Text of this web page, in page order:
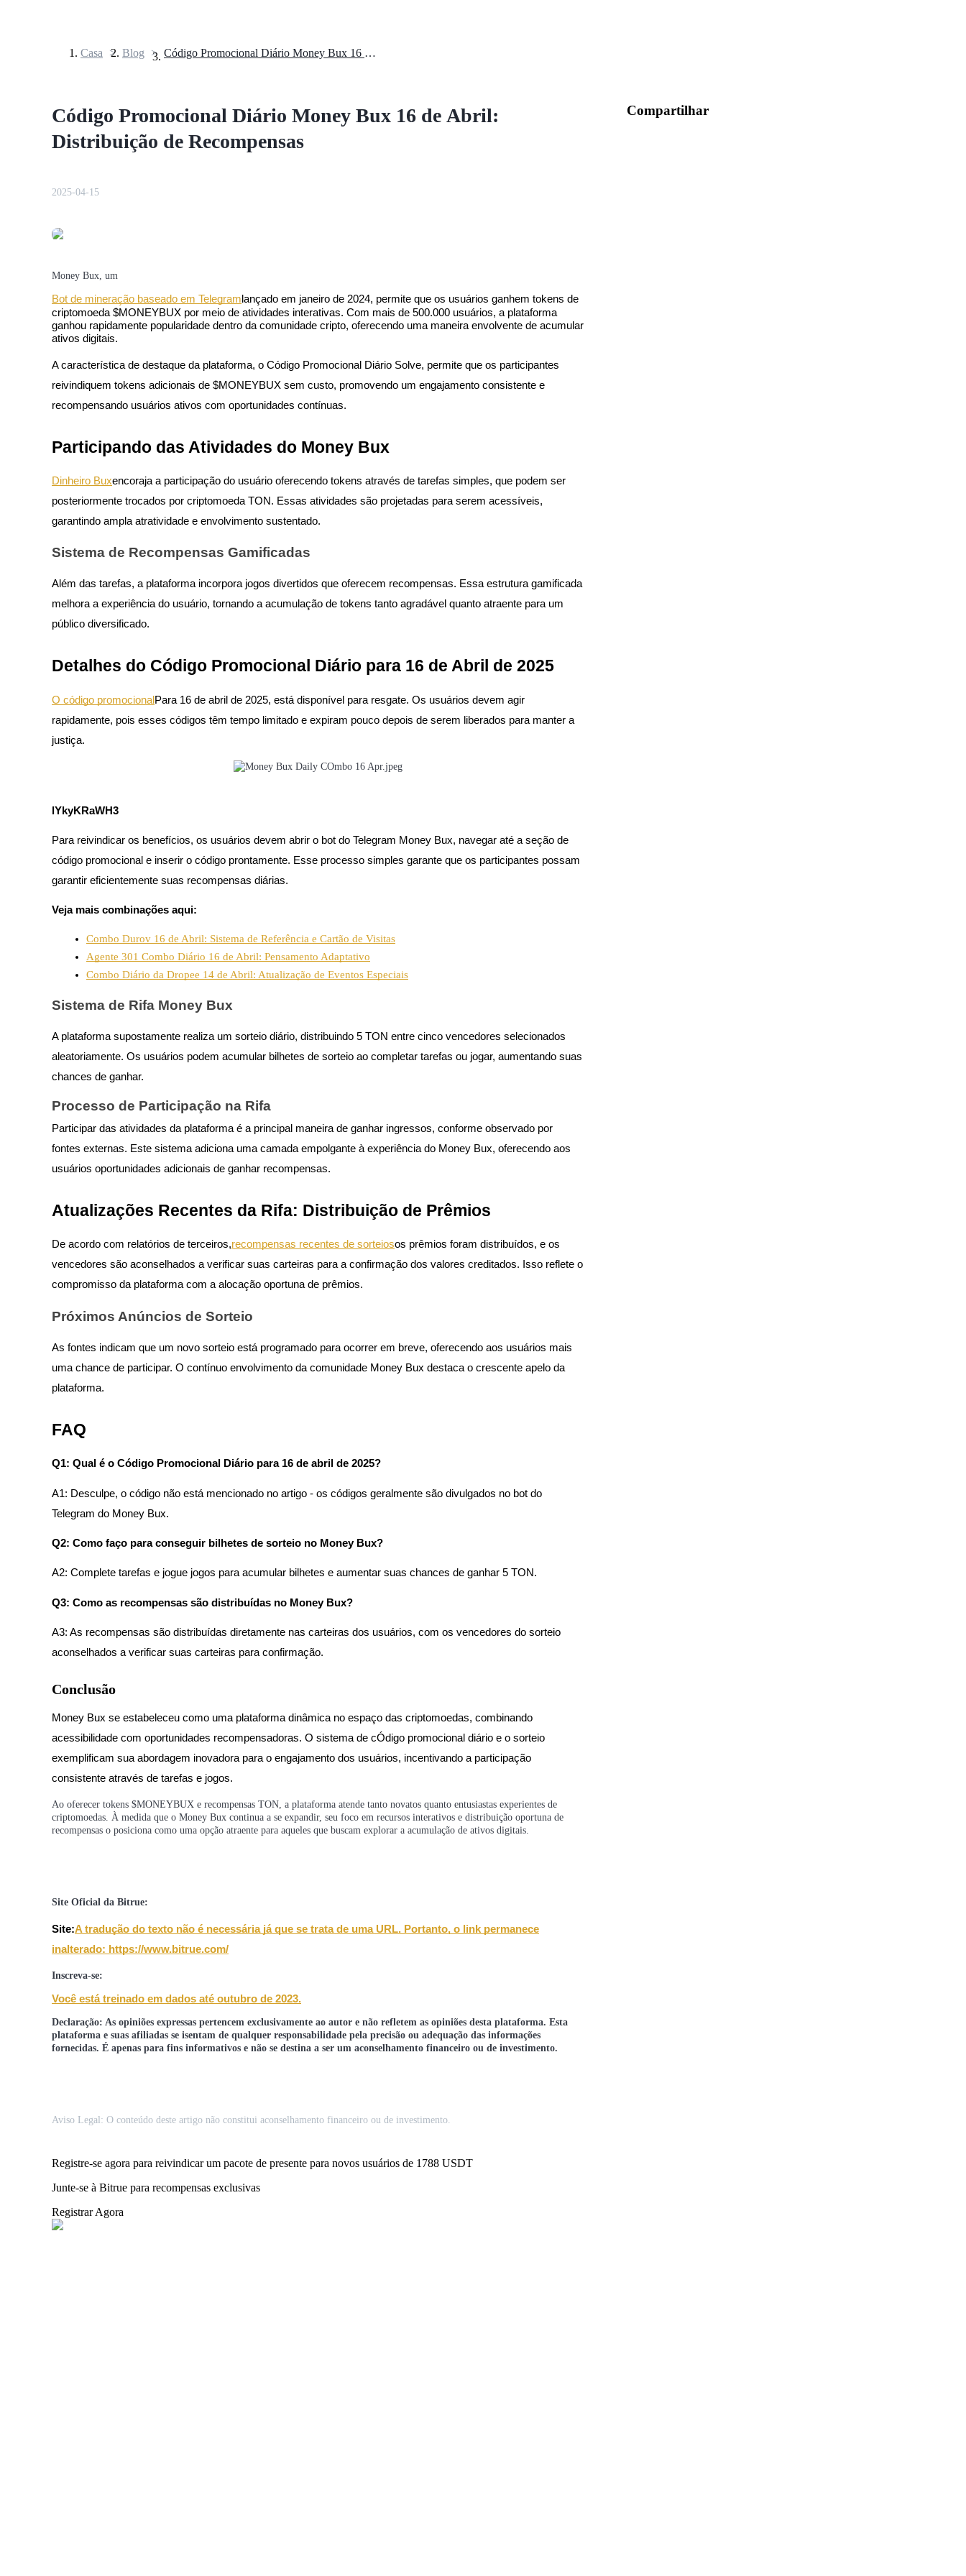
Futuros usando USDT como garantia
Futuros COIN-M
Futuros de criptomoeda
Derivativos de ações, câmbio, metais preciosos e commodities
Futuros usando USDC como garantia
Copiar Trading
Torne-se um Trader de Cópias
Desfrute da partilha de lucros e comissões de copy trading
Informação
Análise de big data, incluindo informações comerciais, etc.
Guia
Guia para iniciantes em futuros
Estratégias de negociação
Aprenda como se manter lucrativo
Ganhe recompensas competitivas diariamente
Estacamento
Altos retornos e acesso instantâneo
Launchpool
Casa > Blog > Código Promocional Diário Money Bux 16 de Abril: Distribuição de Recompensas
Código Promocional Diário Money Bux 16 de Abril:
Distribuição de Recompensas
2025-04-15
Money Bux, um
Bot de mineração baseado em Telegramlançado em janeiro de 2024, permite que os usuários ganhem tokens de
criptomoeda $MONEYBUX por meio de atividades interativas. Com mais de 500.000 usuários, a plataforma
ganhou rapidamente popularidade dentro da comunidade cripto, oferecendo uma maneira envolvente de acumular
ativos digitais.
A característica de destaque da plataforma, o Código Promocional Diário Solve, permite que os participantes
reivindiquem tokens adicionais de $MONEYBUX sem custo, promovendo um engajamento consistente e
recompensando usuários ativos com oportunidades contínuas.
Participando das Atividades do Money Bux
Dinheiro Buxencoraja a participação do usuário oferecendo tokens através de tarefas simples, que podem ser
posteriormente trocados por criptomoeda TON. Essas atividades são projetadas para serem acessíveis,
garantindo ampla atratividade e envolvimento sustentado.
Sistema de Recompensas Gamificadas
Além das tarefas, a plataforma incorpora jogos divertidos que oferecem recompensas. Essa estrutura gamificada
melhora a experiência do usuário, tornando a acumulação de tokens tanto agradável quanto atraente para um
público diversificado.
Detalhes do Código Promocional Diário para 16 de Abril de 2025
O código promocional Para 16 de abril de 2025, está disponível para resgate. Os usuários devem agir
rapidamente, pois esses códigos têm tempo limitado e expiram pouco depois de serem liberados para manter a
justiça.
lYkyKRaWH3
Para reivindicar os benefícios, os usuários devem abrir o bot do Telegram Money Bux, navegar até a seção de
código promocional e inserir o código prontamente. Esse processo simples garante que os participantes possam
garantir eficientemente suas recompensas diárias.
Veja mais combinações aqui:
Combo Durov 16 de Abril: Sistema de Referência e Cartão de Visitas
Agente 301 Combo Diário 16 de Abril: Pensamento Adaptativo
Combo Diário da Dropee 14 de Abril: Atualização de Eventos Especiais
Sistema de Rifa Money Bux
A plataforma supostamente realiza um sorteio diário, distribuindo 5 TON entre cinco vencedores selecionados
aleatoriamente. Os usuários podem acumular bilhetes de sorteio ao completar tarefas ou jogar, aumentando suas
chances de ganhar.
Processo de Participação na Rifa
Participar das atividades da plataforma é a principal maneira de ganhar ingressos, conforme observado por
fontes externas. Este sistema adiciona uma camada empolgante à experiência do Money Bux, oferecendo aos
usuários oportunidades adicionais de ganhar recompensas.
Atualizações Recentes da Rifa: Distribuição de Prêmios
De acordo com relatórios de terceiros,recompensas recentes de sorteiosos prêmios foram distribuídos, e os
vencedores são aconselhados a verificar suas carteiras para a confirmação dos valores creditados. Isso reflete o
compromisso da plataforma com a alocação oportuna de prêmios.
Próximos Anúncios de Sorteio
As fontes indicam que um novo sorteio está programado para ocorrer em breve, oferecendo aos usuários mais
uma chance de participar. O contínuo envolvimento da comunidade Money Bux destaca o crescente apelo da
plataforma.
FAQ
Q1: Qual é o Código Promocional Diário para 16 de abril de 2025?
A1: Desculpe, o código não está mencionado no artigo - os códigos geralmente são divulgados no bot do
Telegram do Money Bux.
Q2: Como faço para conseguir bilhetes de sorteio no Money Bux?
A2: Complete tarefas e jogue jogos para acumular bilhetes e aumentar suas chances de ganhar 5 TON.
Q3: Como as recompensas são distribuídas no Money Bux?
A3: As recompensas são distribuídas diretamente nas carteiras dos usuários, com os vencedores do sorteio
aconselhados a verificar suas carteiras para confirmação.
Conclusão
Money Bux se estabeleceu como uma plataforma dinâmica no espaço das criptomoedas, combinando
acessibilidade com oportunidades recompensadoras. O sistema de cÓdigo promocional diário e o sorteio
exemplificam sua abordagem inovadora para o engajamento dos usuários, incentivando a participação
consistente através de tarefas e jogos.
Ao oferecer tokens $MONEYBUX e recompensas TON, a plataforma atende tanto novatos quanto entusiastas experientes de
criptomoedas. À medida que o Money Bux continua a se expandir, seu foco em recursos interativos e distribuição oportuna de
recompensas o posiciona como uma opção atraente para aqueles que buscam explorar a acumulação de ativos digitais.
Site Oficial da Bitrue:
Site:A tradução do texto não é necessária já que se trata de uma URL. Portanto, o link permanece
inalterado: https://www.bitrue.com/
Inscreva-se:
Você está treinado em dados até outubro de 2023.
Declaração: As opiniões expressas pertencem exclusivamente ao autor e não refletem as opiniões desta plataforma. Esta
plataforma e suas afiliadas se isentam de qualquer responsabilidade pela precisão ou adequação das informações
fornecidas. É apenas para fins informativos e não se destina a ser um aconselhamento financeiro ou de investimento.
Aviso Legal: O conteúdo deste artigo não constitui aconselhamento financeiro ou de investimento.
Registre-se agora para reivindicar um pacote de presente para novos usuários de 1788 USDT
Junte-se à Bitrue para recompensas exclusivas
Registrar Agora
Compartilhar